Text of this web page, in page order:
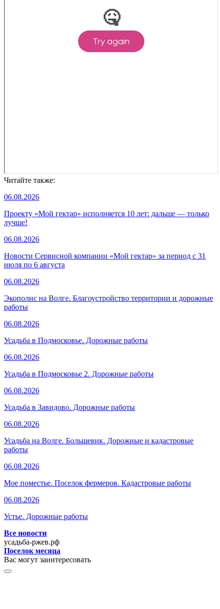
Читайте также:
06.08.2026
Проекту «Мой гектар» исполняется 10 лет: дальше — только
лучше!
06.08.2026
Новости Сервисной компании «Мой гектар» за период с 31
июля по 6 августа
06.08.2026
Экополис на Волге. Благоустройство территории и дорожные
работы
06.08.2026
Усадьба в Подмосковье. Дорожные работы
06.08.2026
Усадьба в Подмосковье 2. Дорожные работы
06.08.2026
Усадьба в Завидово. Дорожные работы
06.08.2026
Усадьба на Волге. Большевик. Дорожные и кадастровые
работы
06.08.2026
Мое поместье. Поселок фермеров. Кадастровые работы
06.08.2026
Устье. Дорожные работы
Все новости
усадьба-ржев.рф
Поселок месяца
Вас могут заинтересовать